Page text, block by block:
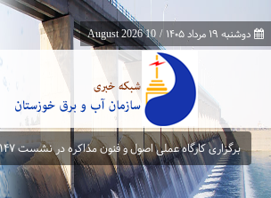
دوشنبه ۱۹ مرداد ۱۴۰۵ /
10 August 2026
برگزاری کارگاه عملی اصول و فنون مذاکره در نشست ۱۴۷ کافه دانش سازمان